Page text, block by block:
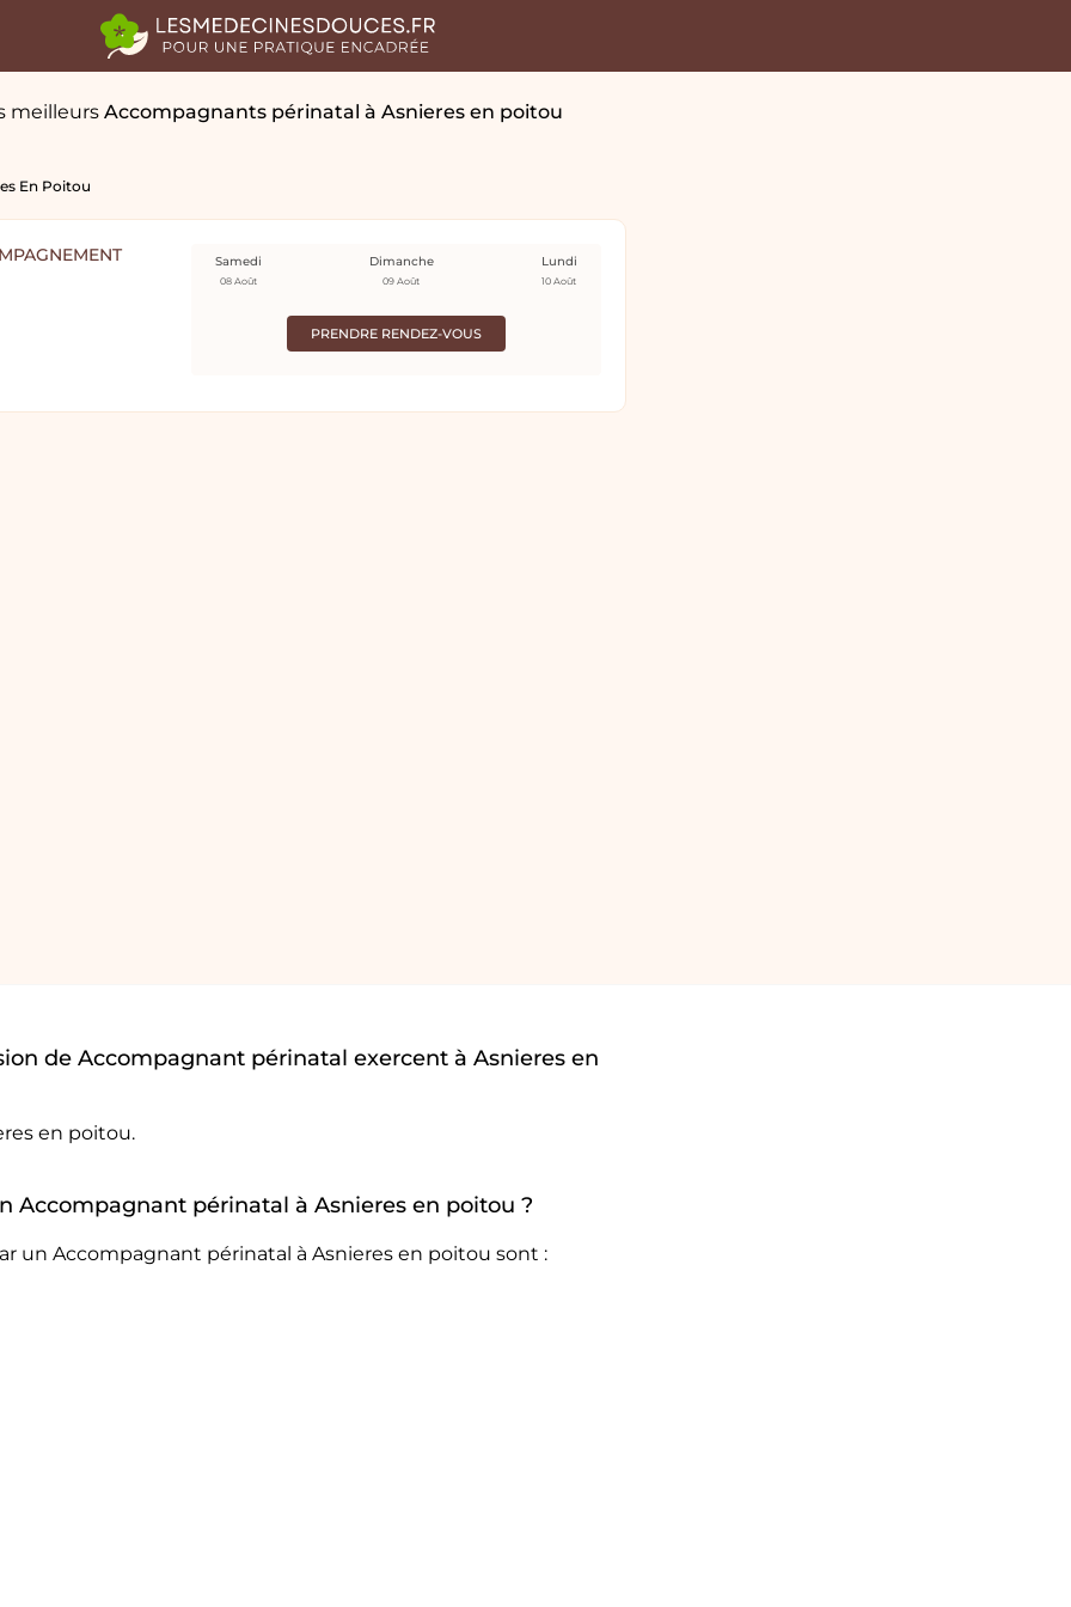
meilleurs Accompagnants périnatal à Asnieres en poitou
En Poitou
PRENDRE RENDEZ-VOUS
Samedi
08 Août
Dimanche
09 Août
Lundi
10 Août
de Accompagnant périnatal exercent à Asnieres en
en poitou.
Accompagnant périnatal à Asnieres en poitou ?
un Accompagnant périnatal à Asnieres en poitou sont :